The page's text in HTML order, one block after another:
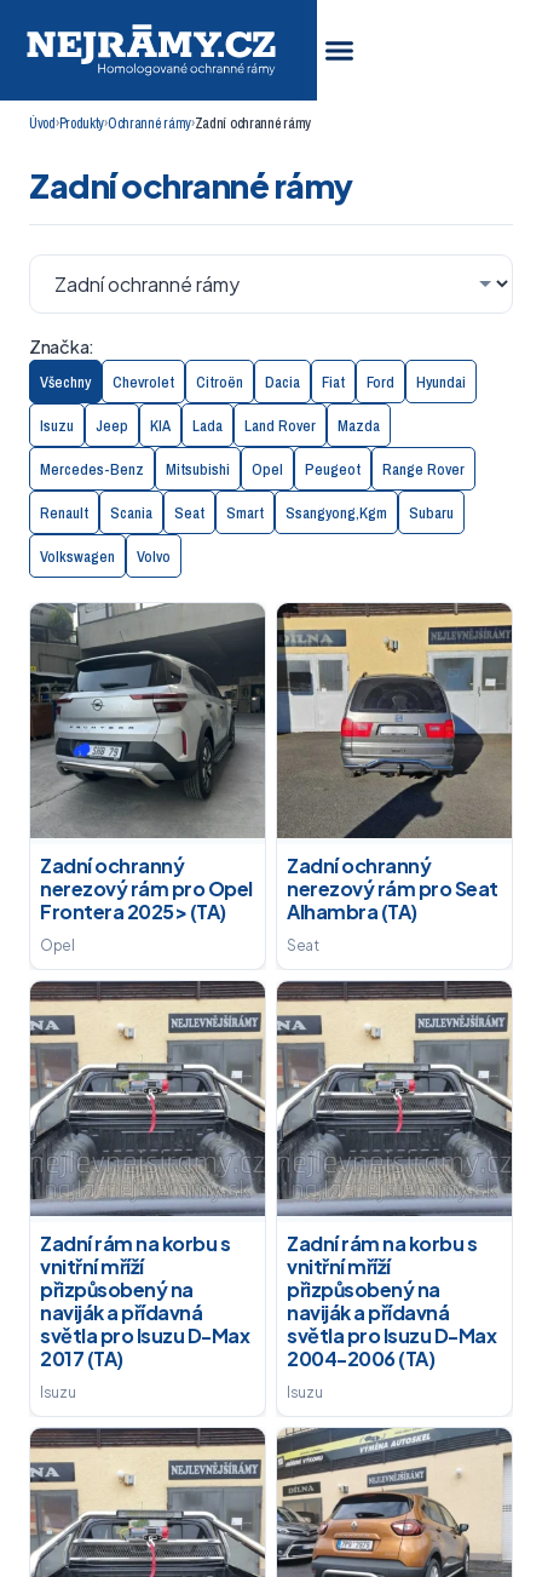
Úvod›Produkty›Ochranné rámy›Zadní ochranné rámy
Zadní ochranné rámy
Značka:
Všechny Chevrolet Citroën Dacia Fiat Ford Hyundai
Isuzu Jeep KIA Lada Land Rover Mazda
Mercedes-Benz Mitsubishi Opel Peugeot Range Rover
Renault Scania Seat Smart Ssangyong,Kgm Subaru
Volkswagen Volvo
Zadní ochranný
nerezový rám pro Opel
Frontera 2025> (TA)
Opel
Zadní ochranný
nerezový rám pro Seat
Alhambra (TA)
Seat
Zadní rám na korbu s
vnitřní mříží
přizpůsobený na
naviják a přídavná
světla pro Isuzu D-Max
2017 (TA)
Isuzu
Zadní rám na korbu s
vnitřní mříží
přizpůsobený na
naviják a přídavná
světla pro Isuzu D-Max
2004-2006 (TA)
Isuzu